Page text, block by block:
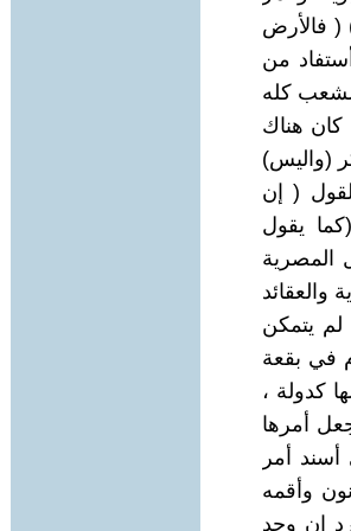
( فالأرض
وأمة مقدسة ){الخروج}19 وكأنه أستفاد من
كله
كان هناك
(واليس)
( إن
يقول
المصرية
والعقائد
لم يتمكن
في بقعة
كدولة ،
أمرها
أمر
وأقمه
ان وجد